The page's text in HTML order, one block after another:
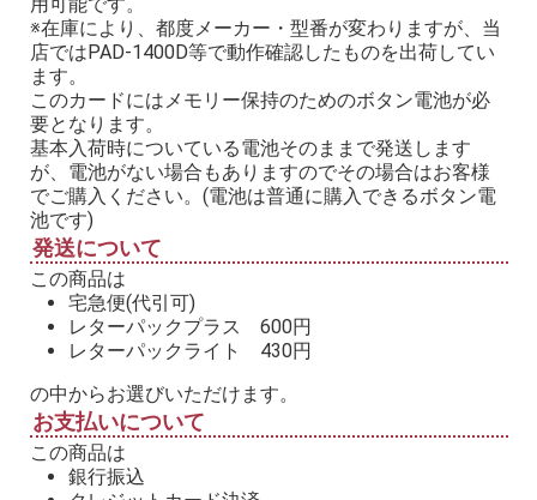
※在庫により、都度メーカー・型番が変わりますが、当
店ではPAD-1400D等で動作確認したものを出荷してい
ます。
このカードにはメモリー保持のためのボタン電池が必
要となります。
基本入荷時についている電池そのままで発送します
が、電池がない場合もありますのでその場合はお客様
でご購入ください。(電池は普通に購入できるボタン電
池です)
発送について
この商品は
宅急便(代引可)
レターパックプラス 600円
レターパックライト 430円
の中からお選びいただけます。
お支払いについて
この商品は
銀行振込